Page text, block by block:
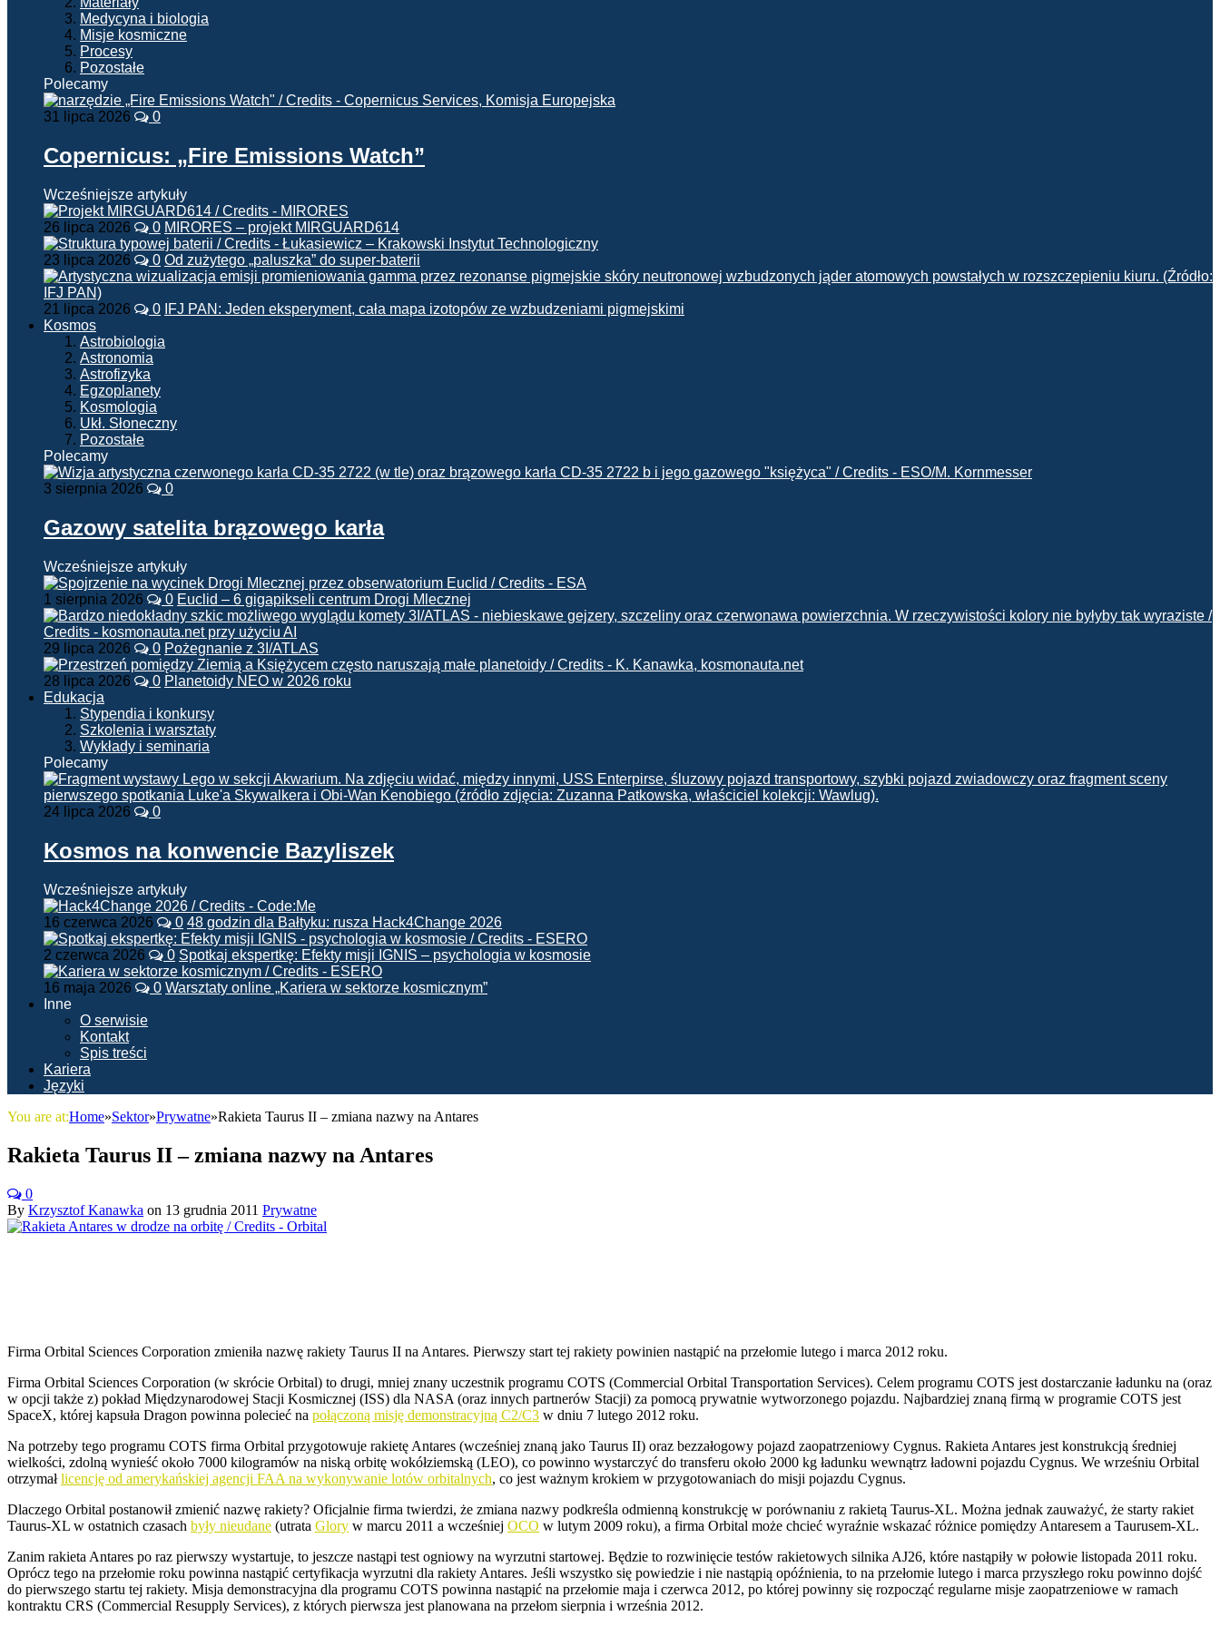
Medycyna i biologia
Misje kosmiczne
Procesy
Pozostałe
Polecamy
31 lipca 2026 0
Copernicus: „Fire Emissions Watch”
Wcześniejsze artykuły
26 lipca 2026 0 MIRORES – projekt MIRGUARD614
23 lipca 2026 0 Od zużytego „paluszka” do super-baterii
21 lipca 2026 0 IFJ PAN: Jeden eksperyment, cała mapa izotopów ze wzbudzeniami pigmejskimi
Kosmos
Astrobiologia
Astronomia
Astrofizyka
Egzoplanety
Kosmologia
Ukł. Słoneczny
Pozostałe
Polecamy
3 sierpnia 2026 0
Gazowy satelita brązowego karła
Wcześniejsze artykuły
1 sierpnia 2026 0 Euclid – 6 gigapikseli centrum Drogi Mlecznej
29 lipca 2026 0 Pożegnanie z 3I/ATLAS
28 lipca 2026 0 Planetoidy NEO w 2026 roku
Edukacja
Stypendia i konkursy
Szkolenia i warsztaty
Wykłady i seminaria
Polecamy
24 lipca 2026 0
Kosmos na konwencie Bazyliszek
Wcześniejsze artykuły
16 czerwca 2026 0 48 godzin dla Bałtyku: rusza Hack4Change 2026
2 czerwca 2026 0 Spotkaj ekspertkę: Efekty misji IGNIS – psychologia w kosmosie
16 maja 2026 0 Warsztaty online „Kariera w sektorze kosmicznym”
Inne
O serwisie
Kontakt
Spis treści
Kariera
Języki
You are at:Home»Sektor»Prywatne»Rakieta Taurus II – zmiana nazwy na Antares
Rakieta Taurus II – zmiana nazwy na Antares
0
By Krzysztof Kanawka on 13 grudnia 2011 Prywatne
Firma Orbital Sciences Corporation zmieniła nazwę rakiety Taurus II na Antares. Pierwszy start tej rakiety powinien nastąpić na przełomie lutego i marca 2012 roku.
Firma Orbital Sciences Corporation (w skrócie Orbital) to drugi, mniej znany uczestnik programu COTS (Commercial Orbital Transportation Services). Celem programu COTS jest dostarczanie ładunku na (oraz
w opcji także z) pokład Międzynarodowej Stacji Kosmicznej (ISS) dla NASA (oraz innych partnerów Stacji) za pomocą prywatnie wytworzonego pojazdu. Najbardziej znaną firmą w programie COTS jest
SpaceX, której kapsuła Dragon powinna polecieć na połączoną misję demonstracyjną C2/C3 w dniu 7 lutego 2012 roku.
Na potrzeby tego programu COTS firma Orbital przygotowuje rakietę Antares (wcześniej znaną jako Taurus II) oraz bezzałogowy pojazd zaopatrzeniowy Cygnus. Rakieta Antares jest konstrukcją średniej
wielkości, zdolną wynieść około 7000 kilogramów na niską orbitę wokółziemską (LEO), co powinno wystarczyć do transferu około 2000 kg ładunku wewnątrz ładowni pojazdu Cygnus. We wrześniu Orbital
otrzymałlicencję od amerykańskiej agencji FAA na wykonywanie lotów orbitalnych, co jest ważnym krokiem w przygotowaniach do misji pojazdu Cygnus.
Dlaczego Orbital postanowił zmienić nazwę rakiety? Oficjalnie firma twierdzi, że zmiana nazwy podkreśla odmienną konstrukcję w porównaniu z rakietą Taurus-XL. Można jednak zauważyć, że starty rakiet
Taurus-XL w ostatnich czasach były nieudane (utrata Glory w marcu 2011 a wcześniej OCO w lutym 2009 roku), a firma Orbital może chcieć wyraźnie wskazać różnice pomiędzy Antaresem a Taurusem-XL.
Zanim rakieta Antares po raz pierwszy wystartuje, to jeszcze nastąpi test ogniowy na wyrzutni startowej. Będzie to rozwinięcie testów rakietowych silnika AJ26, które nastąpiły w połowie listopada 2011 roku.
Oprócz tego na przełomie roku powinna nastąpić certyfikacja wyrzutni dla rakiety Antares. Jeśli wszystko się powiedzie i nie nastąpią opóźnienia, to na przełomie lutego i marca przyszłego roku powinno dojść
do pierwszego startu tej rakiety. Misja demonstracyjna dla programu COTS powinna nastąpić na przełomie maja i czerwca 2012, po której powinny się rozpocząć regularne misje zaopatrzeniowe w ramach
kontraktu CRS (Commercial Resupply Services), z których pierwsza jest planowana na przełom sierpnia i września 2012.